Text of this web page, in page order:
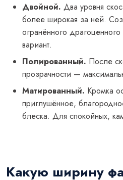
Двойной. Два уровня
более широкая за ней.
огранённого
вариант.
Полированный. После
прозрачности —
Матированный. Кромка
приглушённое,
блеска. Для спокойных,
Какую ширину